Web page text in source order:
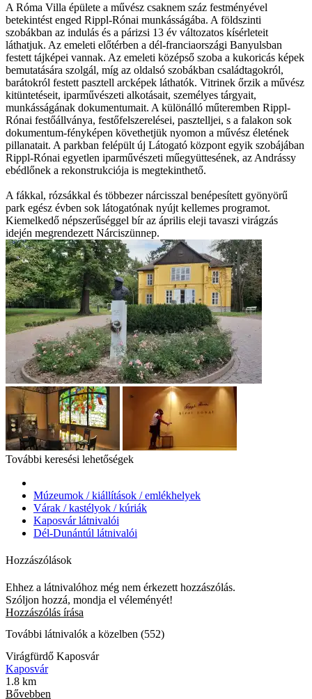
A Róma Villa épülete a művész csaknem száz festményével
betekintést enged Rippl-Rónai munkásságába. A földszinti
szobákban az indulás és a párizsi 13 év változatos kísérleteit
láthatjuk. Az emeleti előtérben a dél-franciaországi Banyulsban
festett tájképei vannak. Az emeleti középső szoba a kukoricás képek
bemutatására szolgál, míg az oldalsó szobákban családtagokról,
barátokról festett pasztell arcképek láthatók. Vitrinek őrzik a művész
kitüntetéseit, iparművészeti alkotásait, személyes tárgyait,
munkásságának dokumentumait. A különálló műteremben Rippl-
Rónai festőállványa, festőfelszerelései, pasztelljei, s a falakon sok
dokumentum-fényképen követhetjük nyomon a művész életének
pillanatait. A parkban felépült új Látogató központ egyik szobájában
Rippl-Rónai egyetlen iparművészeti műegyüttesének, az Andrássy
ebédlőnek a rekonstrukciója is megtekinthető.
A fákkal, rózsákkal és többezer nárcisszal benépesített gyönyörű
park egész évben sok látogatónak nyújt kellemes programot.
Kiemelkedő népszerűséggel bír az április eleji tavaszi virágzás
idején megrendezett Nárciszünnep.
További keresési lehetőségek
Múzeumok / kiállítások / emlékhelyek
Várak / kastélyok / kúriák
Kaposvár látnivalói
Dél-Dunántúl látnivalói
Hozzászólások
Ehhez a látnivalóhoz még nem érkezett hozzászólás.
Szóljon hozzá, mondja el véleményét!
Hozzászólás írása
További látnivalók a közelben (552)
Virágfürdő Kaposvár
Kaposvár
1.8 km
Bővebben